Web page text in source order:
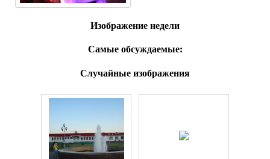
Изображение недели
Самые обсуждаемые:
Случайные изображения